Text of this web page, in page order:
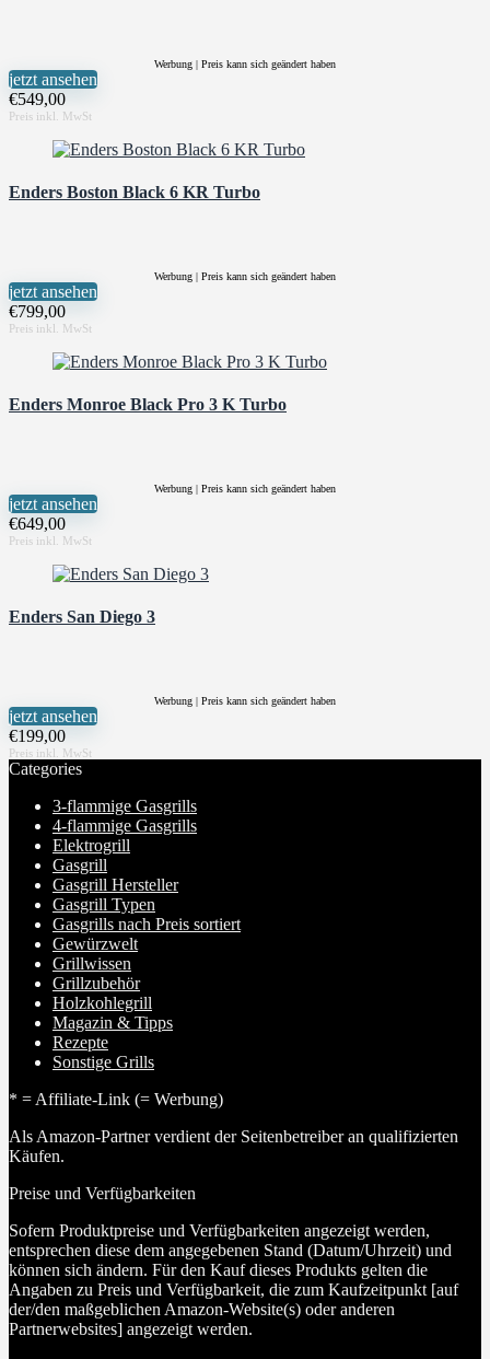
Werbung | Preis kann sich geändert haben
jetzt ansehen
€549,00
Enders Boston Black 6 KR Turbo
Werbung | Preis kann sich geändert haben
jetzt ansehen
€799,00
Enders Monroe Black Pro 3 K Turbo
Werbung | Preis kann sich geändert haben
jetzt ansehen
€649,00
Enders San Diego 3
Werbung | Preis kann sich geändert haben
jetzt ansehen
€199,00
Categories
3-flammige Gasgrills
4-flammige Gasgrills
Elektrogrill
Gasgrill
Gasgrill Hersteller
Gasgrill Typen
Gasgrills nach Preis sortiert
Gewürzwelt
Grillwissen
Grillzubehör
Holzkohlegrill
Magazin & Tipps
Rezepte
Sonstige Grills
* = Affiliate-Link (= Werbung)
Als Amazon-Partner verdient der Seitenbetreiber an qualifizierten
Käufen.
Preise und Verfügbarkeiten
Sofern Produktpreise und Verfügbarkeiten angezeigt werden,
entsprechen diese dem angegebenen Stand (Datum/Uhrzeit) und
können sich ändern. Für den Kauf dieses Produkts gelten die
Angaben zu Preis und Verfügbarkeit, die zum Kaufzeitpunkt [auf
der/den maßgeblichen Amazon-Website(s) oder anderen
Partnerwebsites] angezeigt werden.